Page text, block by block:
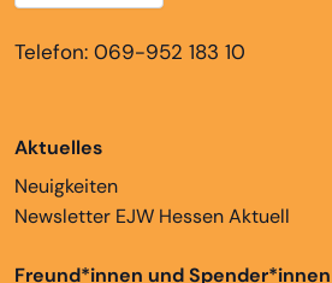
Telefon: 069-952 183 10
Aktuelles
Neuigkeiten
Newsletter EJW Hessen Aktuell
Freund*innen und Spender*innen